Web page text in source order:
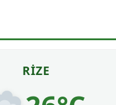
RIZE